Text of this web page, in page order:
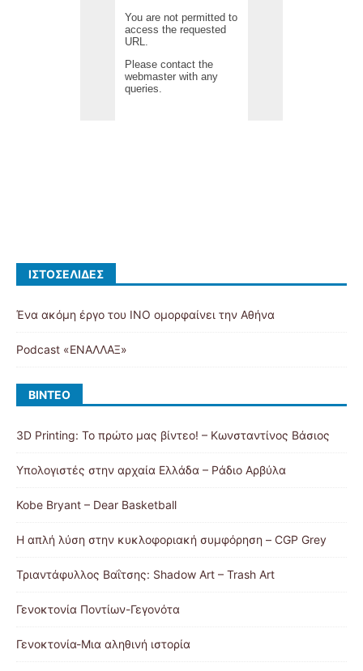
ΙΣΤΟΣΕΛΊΔΕΣ
Ένα ακόμη έργο του ΙΝΟ ομορφαίνει την Αθήνα
Podcast «ΕΝΑΛΛΑΞ»
ΒΊΝΤΕΟ
3D Printing: Το πρώτο μας βίντεο! – Κωνσταντίνος Βάσιος
Υπολογιστές στην αρχαία Ελλάδα – Ράδιο Αρβύλα
Kobe Bryant – Dear Basketball
Η απλή λύση στην κυκλοφοριακή συμφόρηση – CGP Grey
Τριαντάφυλλος Βαΐτσης: Shadow Art – Trash Art
Γενοκτονία Ποντίων-Γεγονότα
Γενοκτονία-Μια αληθινή ιστορία